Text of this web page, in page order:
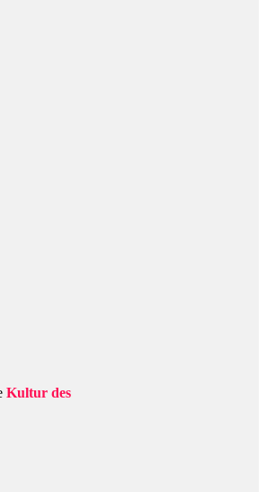
Kultur des